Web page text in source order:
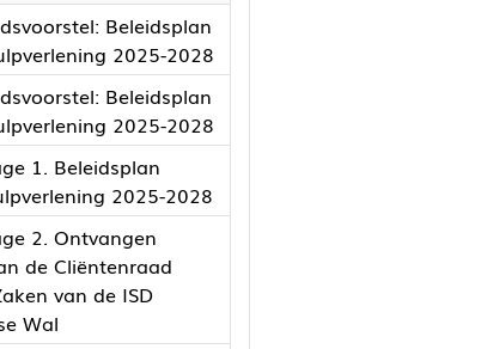
Beleidsplan
2025-2028
Beleidsplan
2025-2028
1. Beleidsplan
2025-2028
2. Ontvangen
de Cliëntenraad
van de ISD
Wal